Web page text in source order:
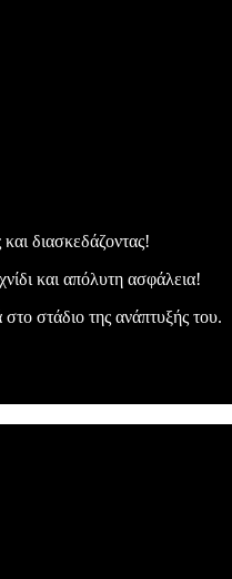
διασκεδάζοντας!
και απόλυτη ασφάλεια!
στάδιο της ανάπτυξής του.